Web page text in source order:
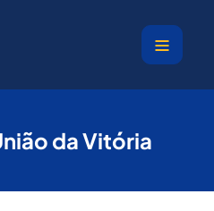
da Vitória